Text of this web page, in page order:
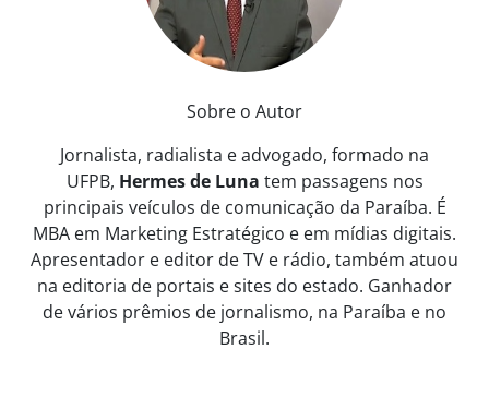
Sobre o Autor
Jornalista, radialista e advogado, formado na
UFPB, Hermes de Luna tem passagens nos
principais veículos de comunicação da Paraíba. É
MBA em Marketing Estratégico e em mídias digitais.
Apresentador e editor de TV e rádio, também atuou
na editoria de portais e sites do estado. Ganhador
de vários prêmios de jornalismo, na Paraíba e no
Brasil.